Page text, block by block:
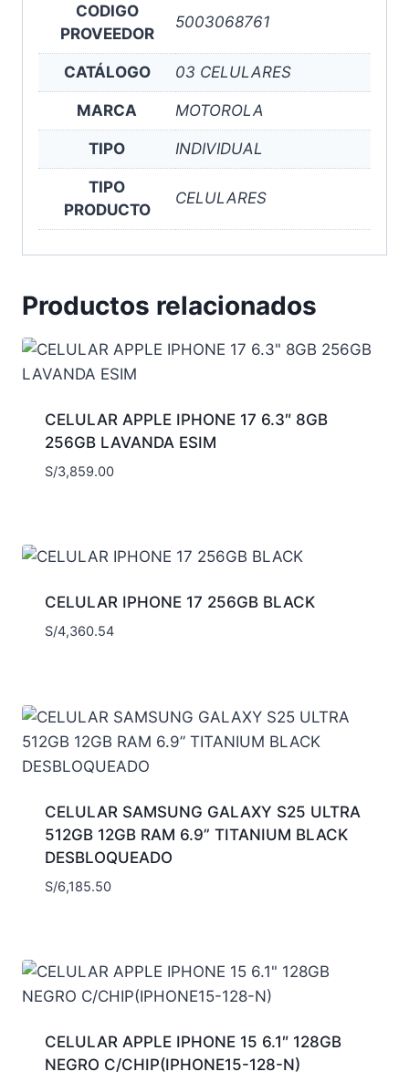
CODIGO
PROVEEDOR
5003068761
CATÁLOGO 03 CELULARES
MARCA MOTOROLA
TIPO INDIVIDUAL
TIPO
PRODUCTO
CELULARES
Productos relacionados
CELULAR APPLE IPHONE 17 6.3″ 8GB
256GB LAVANDA ESIM
S/3,859.00
CELULAR IPHONE 17 256GB BLACK
S/4,360.54
CELULAR SAMSUNG GALAXY S25 ULTRA
512GB 12GB RAM 6.9” TITANIUM BLACK
DESBLOQUEADO
S/6,185.50
CELULAR APPLE IPHONE 15 6.1″ 128GB
NEGRO C/CHIP(IPHONE15-128-N)